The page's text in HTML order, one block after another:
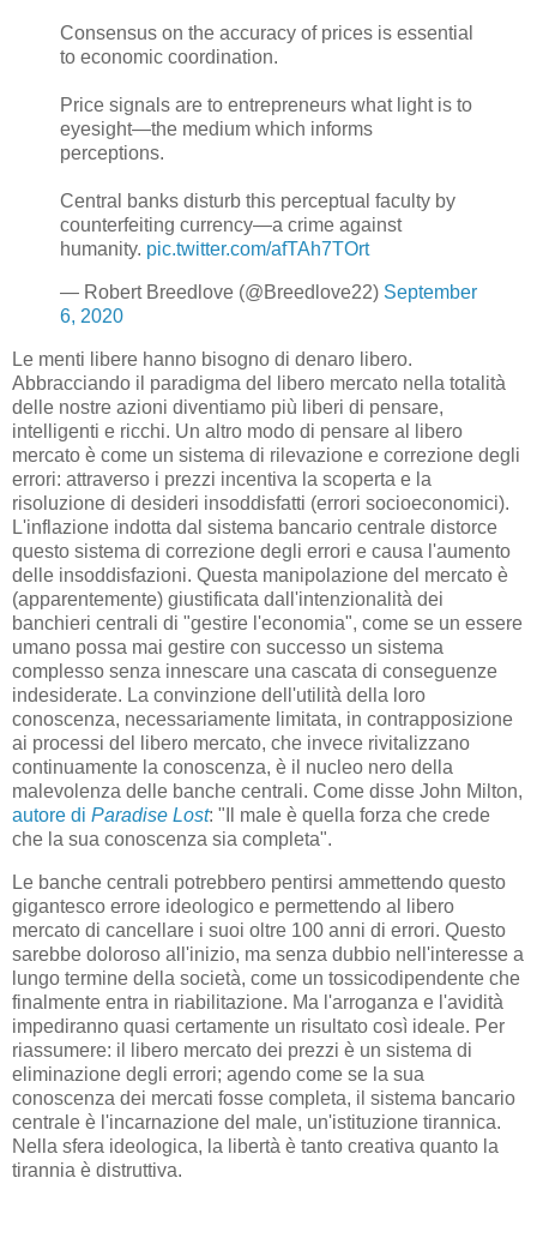
Consensus on the accuracy of prices is essential
to economic coordination.
Price signals are to entrepreneurs what light is to
eyesight—the medium which informs
perceptions.
Central banks disturb this perceptual faculty by
counterfeiting currency—a crime against
humanity. pic.twitter.com/afTAh7TOrt
— Robert Breedlove (@Breedlove22) September
6, 2020
Le menti libere hanno bisogno di denaro libero.
Abbracciando il paradigma del libero mercato nella totalità
delle nostre azioni diventiamo più liberi di pensare,
intelligenti e ricchi. Un altro modo di pensare al libero
mercato è come un sistema di rilevazione e correzione degli
errori: attraverso i prezzi incentiva la scoperta e la
risoluzione di desideri insoddisfatti (errori socioeconomici).
L'inflazione indotta dal sistema bancario centrale distorce
questo sistema di correzione degli errori e causa l'aumento
delle insoddisfazioni. Questa manipolazione del mercato è
(apparentemente) giustificata dall'intenzionalità dei
banchieri centrali di "gestire l'economia", come se un essere
umano possa mai gestire con successo un sistema
complesso senza innescare una cascata di conseguenze
indesiderate. La convinzione dell'utilità della loro
conoscenza, necessariamente limitata, in contrapposizione
ai processi del libero mercato, che invece rivitalizzano
continuamente la conoscenza, è il nucleo nero della
malevolenza delle banche centrali. Come disse John Milton,
autore di Paradise Lost: "Il male è quella forza che crede
che la sua conoscenza sia completa".
Le banche centrali potrebbero pentirsi ammettendo questo
gigantesco errore ideologico e permettendo al libero
mercato di cancellare i suoi oltre 100 anni di errori. Questo
sarebbe doloroso all'inizio, ma senza dubbio nell'interesse a
lungo termine della società, come un tossicodipendente che
finalmente entra in riabilitazione. Ma l'arroganza e l'avidità
impediranno quasi certamente un risultato così ideale. Per
riassumere: il libero mercato dei prezzi è un sistema di
eliminazione degli errori; agendo come se la sua
conoscenza dei mercati fosse completa, il sistema bancario
centrale è l'incarnazione del male, un'istituzione tirannica.
Nella sfera ideologica, la libertà è tanto creativa quanto la
tirannia è distruttiva.